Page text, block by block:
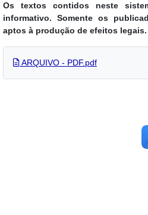
Os textos contidos neste
informativo. Somente os
aptos à produção de efeitos legais.
ARQUIVO - PDF.pdf